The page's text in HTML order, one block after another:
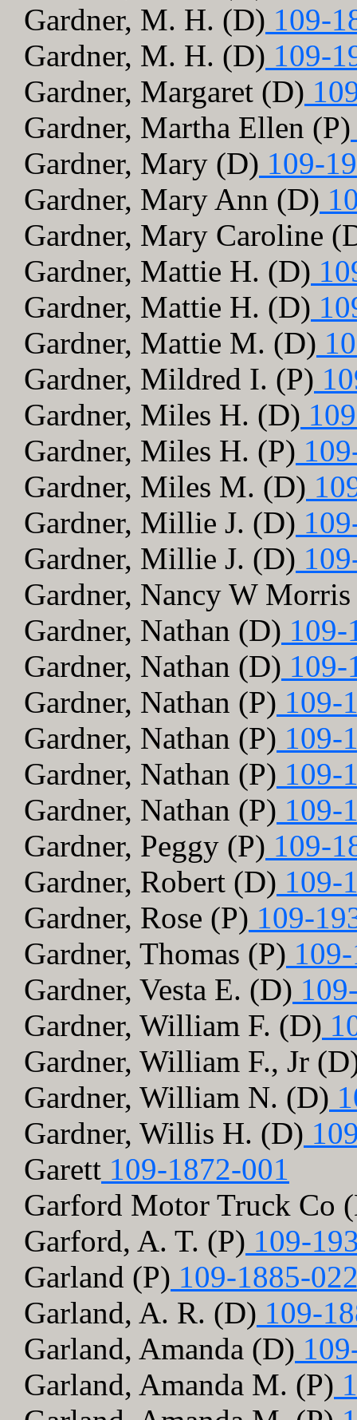
Gardner, M. H. (D) 109-
Gardner, M. H. (D) 109-
Gardner, Margaret (D)
Gardner, Martha Ellen (P)
Gardner, Mary (D) 109-
Gardner, Mary Ann (D)
Gardner, Mary Caroline
Gardner, Mattie H. (D)
Gardner, Mattie H. (D)
Gardner, Mattie M. (D)
Gardner, Mildred I. (P)
Gardner, Miles H. (D)
Gardner, Miles H. (P)
Gardner, Miles M. (D)
Gardner, Millie J. (D)
Gardner, Millie J. (D)
Gardner, Nancy W
Gardner, Nathan (D) 109-
Gardner, Nathan (D) 109-
Gardner, Nathan (P) 109-
Gardner, Nathan (P) 109-
Gardner, Nathan (P) 109-
Gardner, Nathan (P) 109-
Gardner, Peggy (P) 109-
Gardner, Robert (D) 109-
Gardner, Rose (P) 109-
Gardner, Thomas (P)
Gardner, Vesta E. (D)
Gardner, William F. (D)
Gardner, William F., Jr
Gardner, William N. (D)
Gardner, Willis H. (D)
Garett 109-1872-001
Garford Motor Truck Co
Garford, A. T. (P) 109-
Garland (P) 109-1885-
Garland, A. R. (D) 109-
Garland, Amanda (D)
Garland, Amanda M. (P)